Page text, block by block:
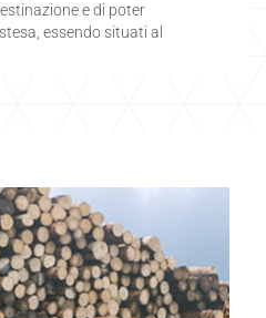
e di poter
essendo situati al